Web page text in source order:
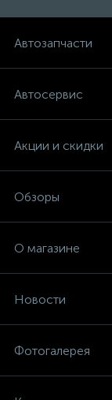
Автозапчасти
Автосервис
Акции и скидки
Обзоры
О магазине
Новости
Фотогалерея